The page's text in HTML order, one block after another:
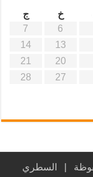
خ
ج
6
7
13
14
20
21
27
28
السطري